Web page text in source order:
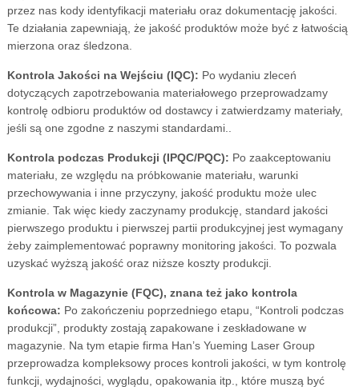
przez nas kody identyfikacji materiału oraz dokumentację jakości.
Te działania zapewniają, że jakość produktów może być z łatwością
mierzona oraz śledzona.
Kontrola Jakości na Wejściu (IQC): Po wydaniu zleceń
dotyczących zapotrzebowania materiałowego przeprowadzamy
kontrolę odbioru produktów od dostawcy i zatwierdzamy materiały,
jeśli są one zgodne z naszymi standardami..
Kontrola podczas Produkcji (IPQC/PQC): Po zaakceptowaniu
materiału, ze względu na próbkowanie materiału, warunki
przechowywania i inne przyczyny, jakość produktu może ulec
zmianie. Tak więc kiedy zaczynamy produkcję, standard jakości
pierwszego produktu i pierwszej partii produkcyjnej jest wymagany
żeby zaimplementować poprawny monitoring jakości. To pozwala
uzyskać wyższą jakość oraz niższe koszty produkcji.
Kontrola w Magazynie (FQC), znana też jako kontrola
końcowa: Po zakończeniu poprzedniego etapu, “Kontroli podczas
produkcji”, produkty zostają zapakowane i zeskładowane w
magazynie. Na tym etapie firma Han’s Yueming Laser Group
przeprowadza kompleksowy proces kontroli jakości, w tym kontrolę
funkcji, wydajności, wyglądu, opakowania itp., które muszą być